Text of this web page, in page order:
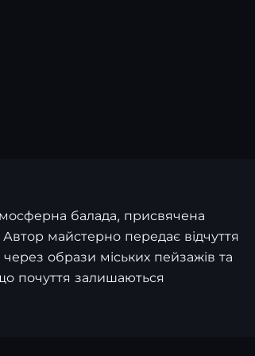
балада, присвячена
майстерно передає відчуття
образи міських пейзажів та
почуття залишаються